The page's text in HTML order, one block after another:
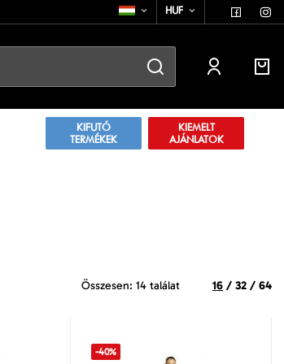
HUF
KIFUTÓ
TERMÉKEK
KIEMELT
AJÁNLATOK
Összesen: 14 találat 16 / 32 / 64
-40%